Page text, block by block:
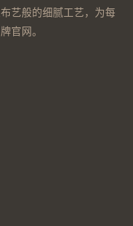
艺般的细腻工艺，为每
官网。